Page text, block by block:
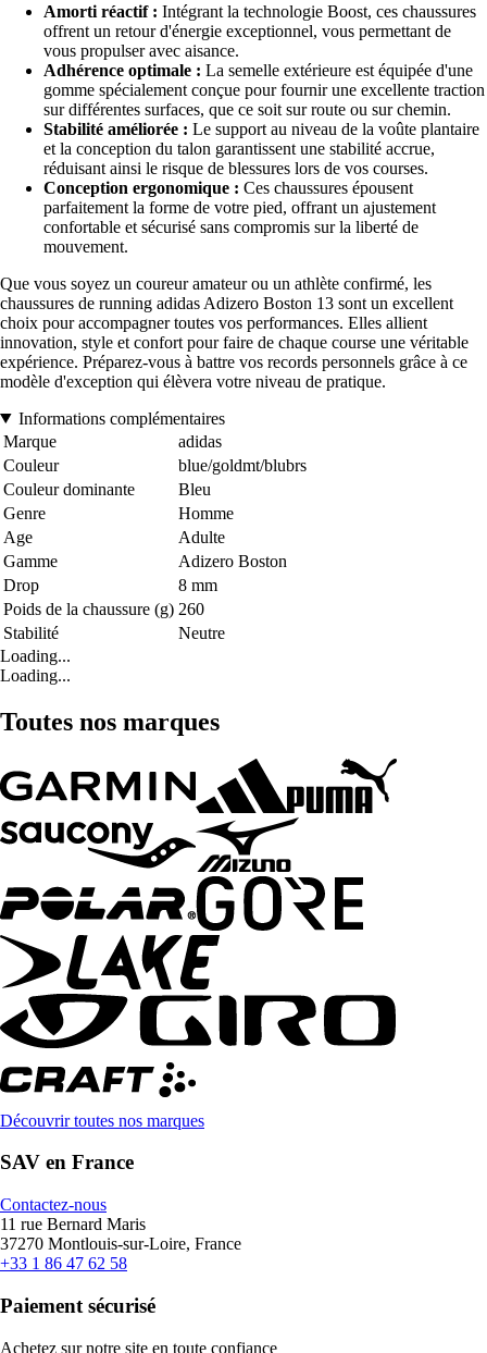
Amorti réactif : Intégrant la technologie Boost, ces chaussures
offrent un retour d'énergie exceptionnel, vous permettant de
vous propulser avec aisance.
Adhérence optimale : La semelle extérieure est équipée d'une
gomme spécialement conçue pour fournir une excellente traction
sur différentes surfaces, que ce soit sur route ou sur chemin.
Stabilité améliorée : Le support au niveau de la voûte plantaire
et la conception du talon garantissent une stabilité accrue,
réduisant ainsi le risque de blessures lors de vos courses.
Conception ergonomique : Ces chaussures épousent
parfaitement la forme de votre pied, offrant un ajustement
confortable et sécurisé sans compromis sur la liberté de
mouvement.
Que vous soyez un coureur amateur ou un athlète confirmé, les
chaussures de running adidas Adizero Boston 13 sont un excellent
choix pour accompagner toutes vos performances. Elles allient
innovation, style et confort pour faire de chaque course une véritable
expérience. Préparez-vous à battre vos records personnels grâce à ce
modèle d'exception qui élèvera votre niveau de pratique.
Informations complémentaires
Marque
adidas
Couleur
blue/goldmt/blubrs
Couleur dominante
Bleu
Genre
Homme
Age
Adulte
Gamme
Adizero Boston
Drop
8 mm
Poids de la chaussure (g) 260
Stabilité
Neutre
Loading...
Loading...
Toutes nos marques
Découvrir toutes nos marques
SAV en France
Contactez-nous
11 rue Bernard Maris
37270 Montlouis-sur-Loire, France
+33 1 86 47 62 58
Paiement sécurisé
Achetez sur notre site en toute confiance